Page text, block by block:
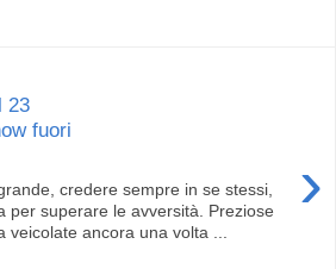
23
fuori
›
credere sempre in se stessi,
per superare le avversità. Preziose
veicolate ancora una volta ...